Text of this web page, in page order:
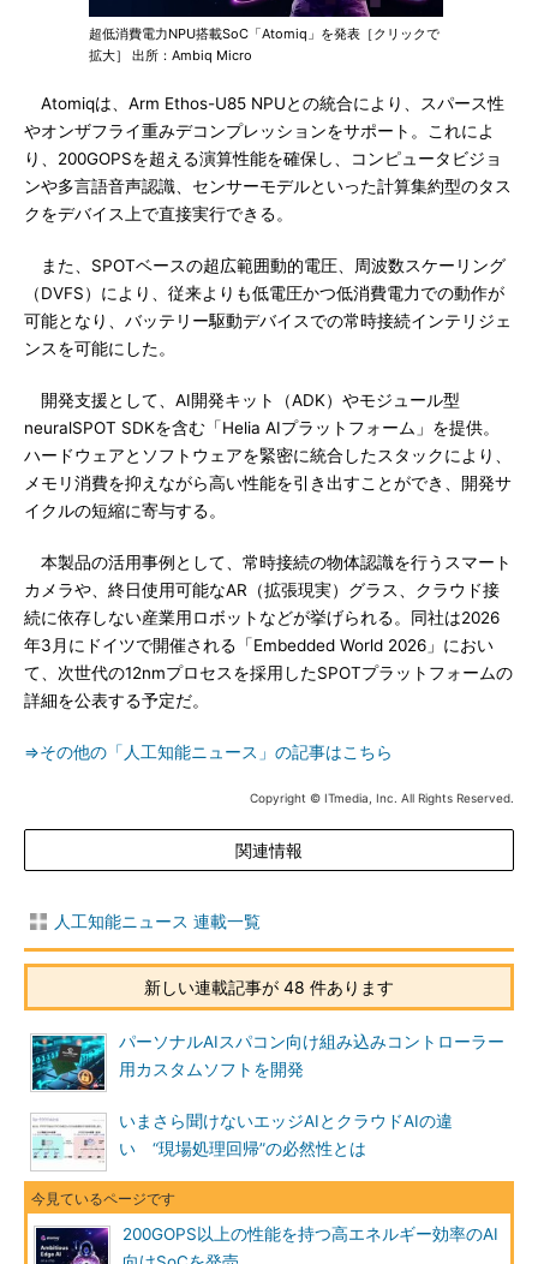
超低消費電力NPU搭載SoC「Atomiq」を発表［クリックで
拡大］ 出所：Ambiq Micro
Atomiqは、Arm Ethos-U85 NPUとの統合により、スパース性
やオンザフライ重みデコンプレッションをサポート。これによ
り、200GOPSを超える演算性能を確保し、コンピュータビジョ
ンや多言語音声認識、センサーモデルといった計算集約型のタス
クをデバイス上で直接実行できる。
また、SPOTベースの超広範囲動的電圧、周波数スケーリング
（DVFS）により、従来よりも低電圧かつ低消費電力での動作が
可能となり、バッテリー駆動デバイスでの常時接続インテリジェ
ンスを可能にした。
開発支援として、AI開発キット（ADK）やモジュール型
neuralSPOT SDKを含む「Helia AIプラットフォーム」を提供。
ハードウェアとソフトウェアを緊密に統合したスタックにより、
メモリ消費を抑えながら高い性能を引き出すことができ、開発サ
イクルの短縮に寄与する。
本製品の活用事例として、常時接続の物体認識を行うスマート
カメラや、終日使用可能なAR（拡張現実）グラス、クラウド接
続に依存しない産業用ロボットなどが挙げられる。同社は2026
年3月にドイツで開催される「Embedded World 2026」におい
て、次世代の12nmプロセスを採用したSPOTプラットフォームの
詳細を公表する予定だ。
⇒その他の「人工知能ニュース」の記事はこちら
Copyright © ITmedia, Inc. All Rights Reserved.
関連情報
人工知能ニュース 連載一覧
新しい連載記事が 48 件あります
パーソナルAIスパコン向け組み込みコントローラー
用カスタムソフトを開発
いまさら聞けないエッジAIとクラウドAIの違
い “現場処理回帰”の必然性とは
200GOPS以上の性能を持つ高エネルギー効率のAI